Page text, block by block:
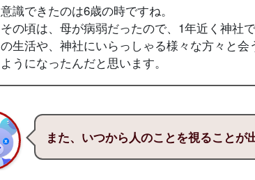
意識できたのは6歳の時ですね。
その頃は、母が病弱だったので、1年近く神社
の生活や、神社にいらっしゃる様々な方々と
ようになったんだと思います。
また、いつから人のことを視ることが